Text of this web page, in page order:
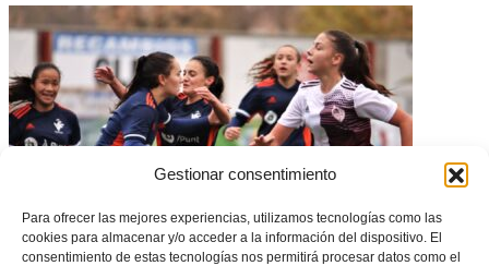
Gestionar consentimiento
Para ofrecer las mejores experiencias, utilizamos tecnologías como las
cookies para almacenar y/o acceder a la información del dispositivo. El
consentimiento de estas tecnologías nos permitirá procesar datos como el